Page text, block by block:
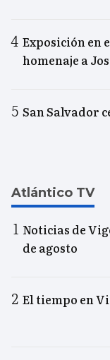
Exposición en
homenaje a
San Salvador
Atlántico TV
Noticias de
de agosto
El tiempo en